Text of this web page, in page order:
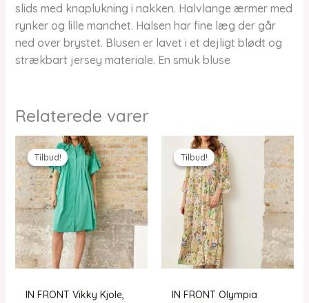
slids med knaplukning i nakken. Halvlange ærmer med
rynker og lille manchet. Halsen har fine læg der går
ned over brystet. Blusen er lavet i et dejligt blødt og
strækbart jersey materiale. En smuk bluse
Relaterede varer
Tilbud!
Tilbud!
IN FRONT Vikky Kjole,
Tilbud!
Tilbud!
IN FRONT Olympia